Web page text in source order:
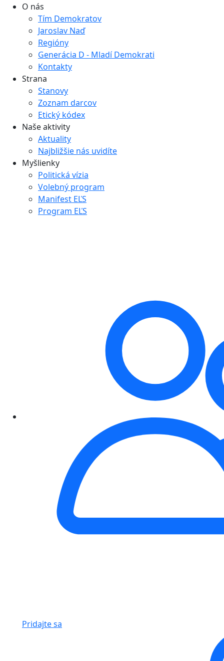
O nás
Tím Demokratov
Jaroslav Naď
Regióny
Generácia D - Mladí Demokrati
Kontakty
Strana
Stanovy
Zoznam darcov
Etický kódex
Naše aktivity
Aktuality
Najbližšie nás uvidíte
Myšlienky
Politická vízia
Volebný program
Manifest EĽS
Program EĽS
Pridajte sa